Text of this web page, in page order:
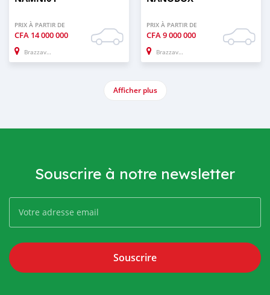
PRIX À PARTIR DE
CFA 14 000 000
Brazzaville
PRIX À PARTIR DE
CFA 9 000 000
Brazzaville
Afficher plus
Souscrire à notre newsletter
Souscrire